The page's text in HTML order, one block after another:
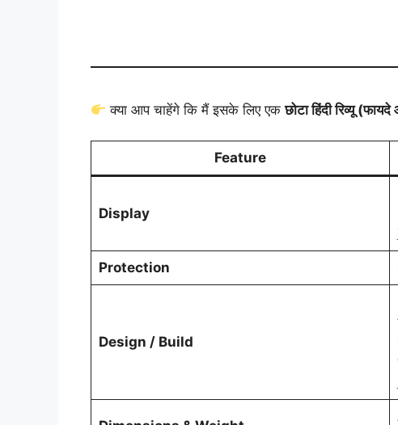
क्या आप चाहेंगे कि मैं इसके लिए एकछोटा हिंदी रिव्यू
Feature
Display
Protection
Design / Build